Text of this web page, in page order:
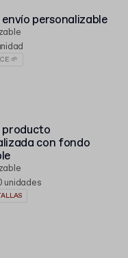
envío personalizable
🌱
producto
con fondo
unidades